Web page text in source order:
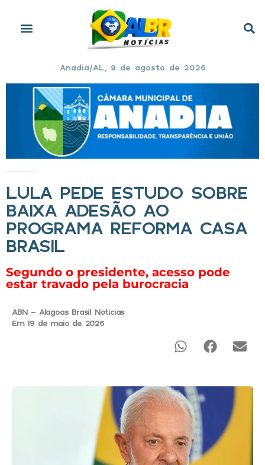
Anadia/AL, 9 de agosto de 2026
LULA PEDE ESTUDO SOBRE
BAIXA ADESÃO AO
PROGRAMA REFORMA CASA
BRASIL
Segundo o presidente, acesso pode
estar travado pela burocracia
ABN - Alagoas Brasil Noticias
Em 19 de maio de 2026